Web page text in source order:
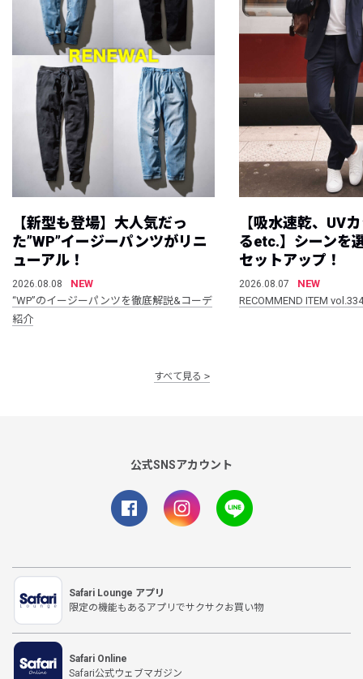
【新型も登場】大人気だっ
た”WP”イージーパンツがリニ
ューアル！
2026.08.08
NEW
“WP”のイージーパンツを徹底解説&コーデ
紹介
【吸水速乾、UV
るetc.】シーンを
セットアップ！
2026.08.07
NEW
RECOMMEND ITEM vol.334
すべて見る
公式SNSアカウント
Safari Lounge アプリ
限定の機能もあるアプリでサクサクお買い物
Safari Online
Safari公式ウェブマガジン